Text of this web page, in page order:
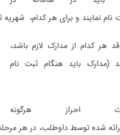
نام نمایند و برای هر کدام،
هر کدام از مدارک لازم باشد،
(مدارک باید هنگام ثبت نام
هرگونه
شده توسط داوطلب، در هر